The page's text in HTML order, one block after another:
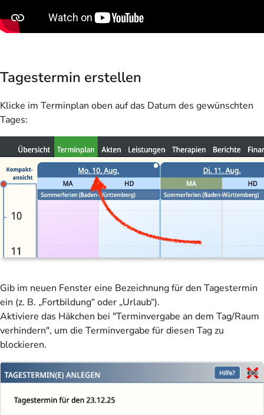
Tagestermin erstellen
Klicke im Terminplan oben auf das Datum des gewünschten
Tages:
Gib im neuen Fenster eine Bezeichnung für den Tagestermin
ein (z. B. „Fortbildung“ oder „Urlaub“).
Aktiviere das Häkchen bei "Terminvergabe an dem Tag/Raum
verhindern", um die Terminvergabe für diesen Tag zu
blockieren.